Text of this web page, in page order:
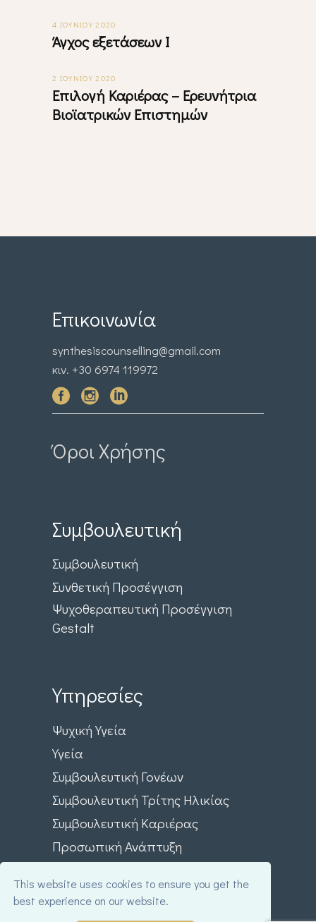
This website uses cookies to ensure you get the
best experience on our website.
4 ΙΟΥΝΊΟΥ 2020
Άγχος εξετάσεων I
2 ΙΟΥΝΊΟΥ 2020
Επιλογή Καριέρας – Ερευνήτρια
Βιοϊατρικών Επιστημών
Επικοινωνία
synthesiscounselling@gmail.com
κιν. +30 6974 119972
Όροι Χρήσης
Συμβουλευτική
Συμβουλευτική
Συνθετική Προσέγγιση
Ψυχοθεραπευτική Προσέγγιση
Gestalt
Υπηρεσίες
Ψυχική Υγεία
Υγεία
Συμβουλευτική Γονέων
Συμβουλευτική Τρίτης Ηλικίας
Συμβουλευτική Καριέρας
Προσωπική Ανάπτυξη